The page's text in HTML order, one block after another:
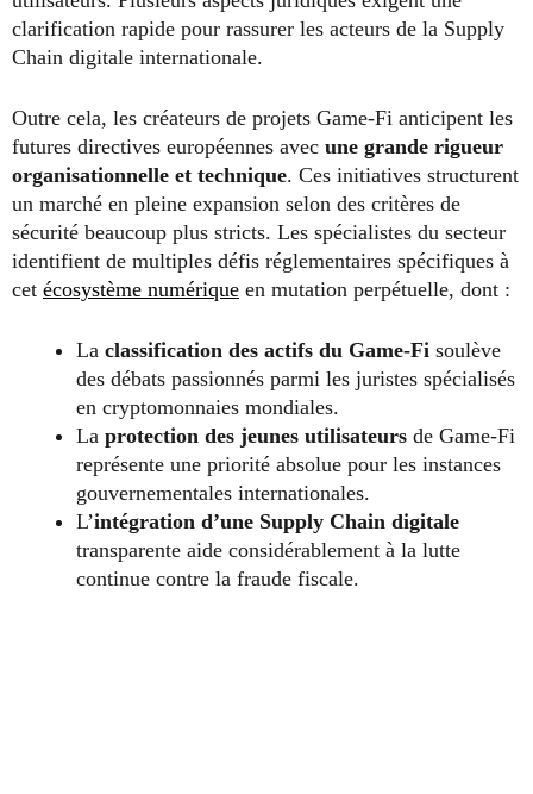
clarification rapide pour rassurer les acteurs de la Supply
Chain digitale internationale.
Outre cela, les créateurs de projets Game-Fi anticipent les
futures directives européennes avec une grande rigueur
organisationnelle et technique. Ces initiatives structurent
un marché en pleine expansion selon des critères de
sécurité beaucoup plus stricts. Les spécialistes du secteur
identifient de multiples défis réglementaires spécifiques à
cet écosystème numérique en mutation perpétuelle, dont :
La classification des actifs du Game-Fi soulève
des débats passionnés parmi les juristes spécialisés
en cryptomonnaies mondiales.
La protection des jeunes utilisateurs de Game-Fi
représente une priorité absolue pour les instances
gouvernementales internationales.
L’intégration d’une Supply Chain digitale
transparente aide considérablement à la lutte
continue contre la fraude fiscale.